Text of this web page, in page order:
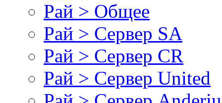
Рай > Общее
Рай > Сервер SA
Рай > Сервер CR
Рай > Сервер United